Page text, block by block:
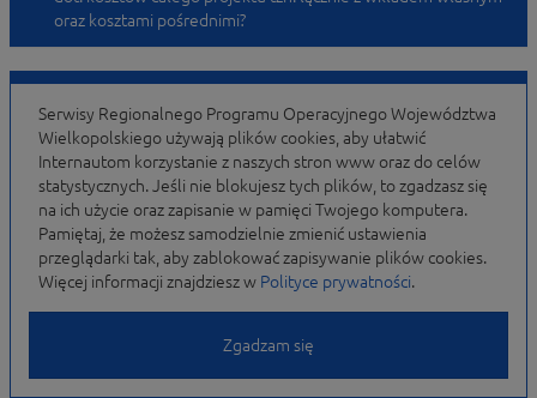
oraz kosztami pośrednimi?
finansowego dokonywana jest w kontekście planowanych
rocznych wydatków w projekcie (zgodnie z budżetem
projektu). Polega ona na porównaniu rocznego poziomu
wydatków z rocznymi obrotami Wnioskodawcy albo – w
przypadku projektów partnerskich – z rocznymi łącznymi
obrotami Wnioskodawcy i partnerów (o ile budżet projektu
uwzględnia wydatki partnera) za poprzedni zamknięty rok
obrotowy”. W nawiązaniu do wskazanego zapisu, czy możliwa
jest sytuacja, gdzie wydatki Lidera w projekcie są znacznie
większe, aniżeli jego obrót, ale suma obrotu Lidera i Partnera
spełnia wymóg (z uwagi na obroty Partnera), iż łączny obrót za
ostatni zamknięty rok obrotowy/kalendarzowy jest równy lub
Serwisy Regionalnego Programu Operacyjnego Województwa
Wielkopolskiego używają plików cookies, aby ułatwić
Internautom korzystanie z naszych stron www oraz do celów
statystycznych. Jeśli nie blokujesz tych plików, to zgadzasz się
na ich użycie oraz zapisanie w pamięci Twojego komputera.
Pamiętaj, że możesz samodzielnie zmienić ustawienia
przeglądarki tak, aby zablokować zapisywanie plików cookies.
Więcej informacji znajdziesz w Polityce prywatności.
Zgadzam się